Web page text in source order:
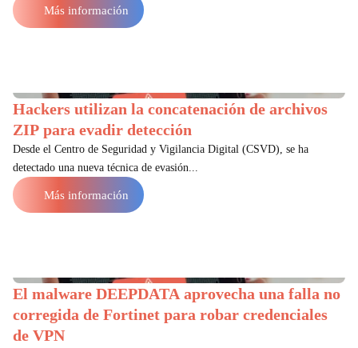
Más información
Hackers utilizan la concatenación de archivos
ZIP para evadir detección
Desde el Centro de Seguridad y Vigilancia Digital (CSVD), se ha
detectado una nueva técnica de evasión...
Más información
El malware DEEPDATA aprovecha una falla no
corregida de Fortinet para robar credenciales
de VPN